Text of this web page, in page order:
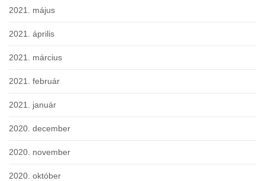
2021. május
2021. április
2021. március
2021. február
2021. január
2020. december
2020. november
2020. október